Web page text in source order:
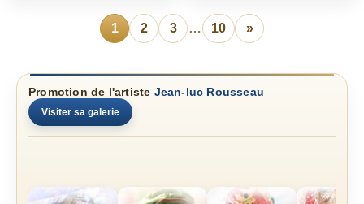
1 2 3 … 10 »
Promotion de l'artiste Jean-luc Rousseau
Visiter sa galerie